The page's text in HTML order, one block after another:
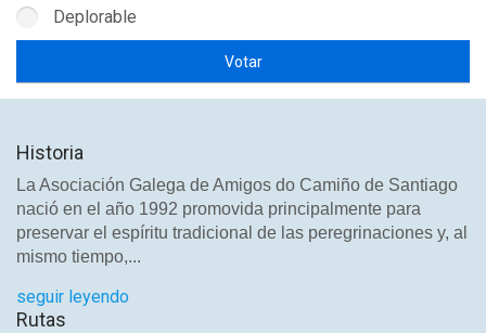
Deplorable
Historia
La Asociación Galega de Amigos do Camiño de Santiago
nació en el año 1992 promovida principalmente para
preservar el espíritu tradicional de las peregrinaciones y, al
mismo tiempo,...
seguir leyendo
Rutas